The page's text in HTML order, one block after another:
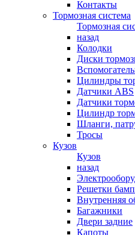
Контакты
Тормозная система
Тормозная
назад
Колодки
Диски
Цилиндры
Датчики ABS
Датчики
Цилиндр
Шланги,
Тросы
Кузов
Кузов
назад
Решетки
Внутренняя
Багажники
Двери задние
Капоты